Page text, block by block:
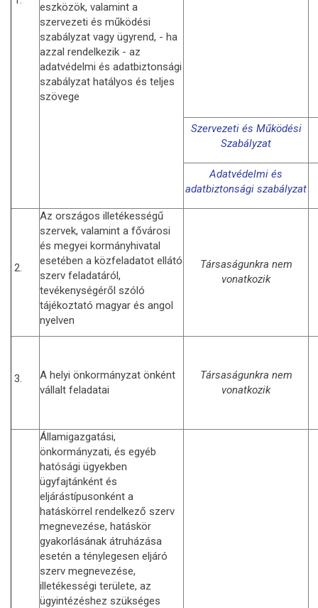
eszközök, valamint a
szervezeti és működési
szabályzat vagy ügyrend, - ha
azzal rendelkezik - az
adatvédelmi és adatbiztonsági
szabályzat hatályos és teljes
szövege
Szervezeti és Működési
Szabályzat
Adatvédelmi és
adatbiztonsági szabályzat
2.
Az országos illetékességű
szervek, valamint a fővárosi
és megyei kormányhivatal
esetében a közfeladatot ellátó
szerv feladatáról,
tevékenységéről szóló
tájékoztató magyar és angol
nyelven
Társaságunkra nem
vonatkozik
3.
A helyi önkormányzat önként
vállalt feladatai
Társaságunkra nem
vonatkozik
Államigazgatási,
önkormányzati, és egyéb
hatósági ügyekben
ügyfajtánként és
eljárástípusonként a
hatáskörrel rendelkező szerv
megnevezése, hatáskör
gyakorlásának átruházása
esetén a ténylegesen eljáró
szerv megnevezése,
illetékességi területe, az
ügyintézéshez szükséges